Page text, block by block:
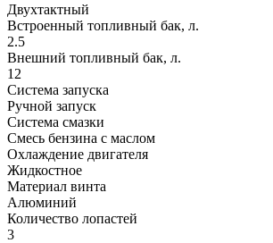
Двухтактный
Встроенный топливный бак, л.
2.5
Внешний топливный бак, л.
12
Система запуска
Ручной запуск
Система смазки
Смесь бензина с маслом
Охлаждение двигателя
Жидкостное
Материал винта
Алюминий
Количество лопастей
3